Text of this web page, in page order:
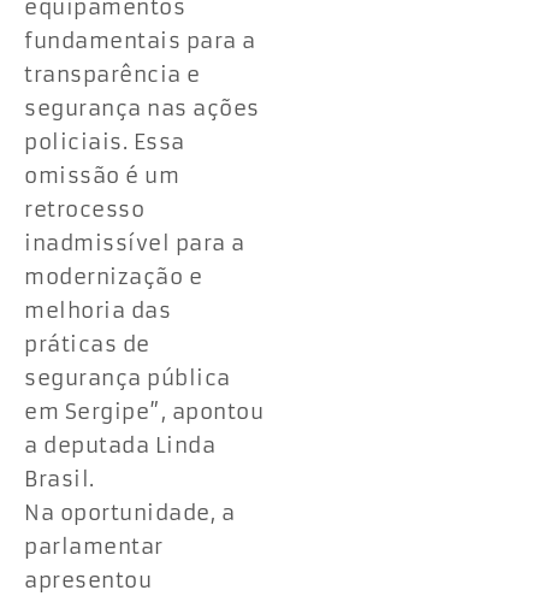
equipamentos
fundamentais para a
transparência e
segurança nas ações
policiais. Essa
omissão é um
retrocesso
inadmissível para a
modernização e
melhoria das
práticas de
segurança pública
em Sergipe”, apontou
a deputada Linda
Brasil.
Na oportunidade, a
parlamentar
apresentou